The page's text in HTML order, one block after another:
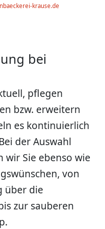
krause.de
bei
pflegen
bzw. erweitern
es kontinuierlich
der Auswahl
wir Sie ebenso wie
von
über die
zur sauberen